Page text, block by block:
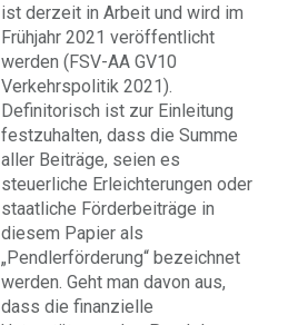
ist derzeit in Arbeit und wird im
Frühjahr 2021 veröffentlicht
werden (FSV-AA GV10
Verkehrspolitik 2021).
Definitorisch ist zur Einleitung
festzuhalten, dass die Summe
aller Beiträge, seien es
steuerliche Erleichterungen oder
staatliche Förderbeiträge in
diesem Papier als
„Pendlerförderung“ bezeichnet
werden. Geht man davon aus,
dass die finanzielle